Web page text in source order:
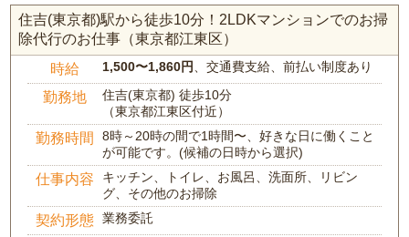
住吉(東京都)駅から徒歩10分！2LDKマンションでのお掃
除代行のお仕事（東京都江東区）
時給 1,500〜1,860円 、交通費支給、前払い制度あり
勤務地
住吉(東京都) 徒歩10分
（東京都江東区付近）
勤務時間
8時～20時の間で1時間〜、好きな日に働くこと
が可能です。(候補の日時から選択)
仕事内容
キッチン、トイレ、お風呂、洗面所、リビン
グ、その他のお掃除
契約形態 業務委託